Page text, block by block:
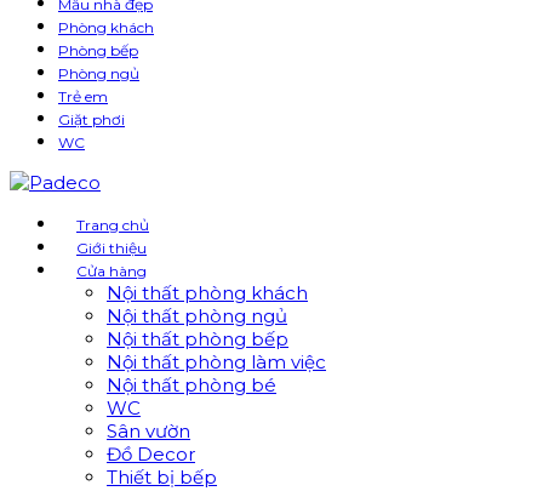
Mẫu nhà đẹp
Phòng khách
Phòng bếp
Phòng ngủ
Trẻ em
Giặt phơi
WC
Trang chủ
Giới thiệu
Cửa hàng
Nội thất phòng khách
Nội thất phòng ngủ
Nội thất phòng bếp
Nội thất phòng làm việc
Nội thất phòng bé
WC
Sân vườn
Đồ Decor
Thiết bị bếp